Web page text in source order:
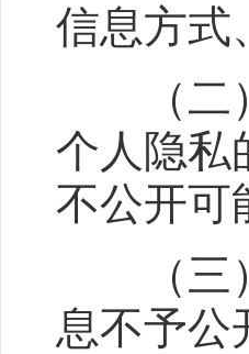
信息方式
（二）
个人隐私
不公开可
（三）
息不予公